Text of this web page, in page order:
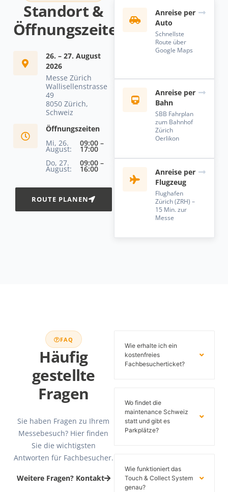
Standort &
Öffnungszeiten
26. – 27. August
2026
Messe Zürich
Wallisellenstrasse
49
8050 Zürich,
Schweiz
Öffnungszeiten
Mi, 26.
August:
Do, 27.
August:
09:00 –
17:00
09:00 –
16:00
ROUTE PLANEN
Anreise per
Auto
Schnellste
Route über
Google Maps
Anreise per
Bahn
SBB Fahrplan
zum Bahnhof
Zürich
Oerlikon
Anreise per
Flugzeug
Flughafen
Zürich (ZRH) –
15 Min. zur
Messe
FAQ
Häufig
gestellte
Fragen
Sie haben Fragen zu Ihrem
Messebesuch? Hier finden
Sie die wichtigsten
Antworten für Fachbesucher.
Weitere Fragen? Kontakt
Wie erhalte ich ein
kostenfreies
Fachbesucherticket?
Wo findet die
maintenance Schweiz
statt und gibt es
Parkplätze?
Wie funktioniert das
Touch & Collect System
genau?